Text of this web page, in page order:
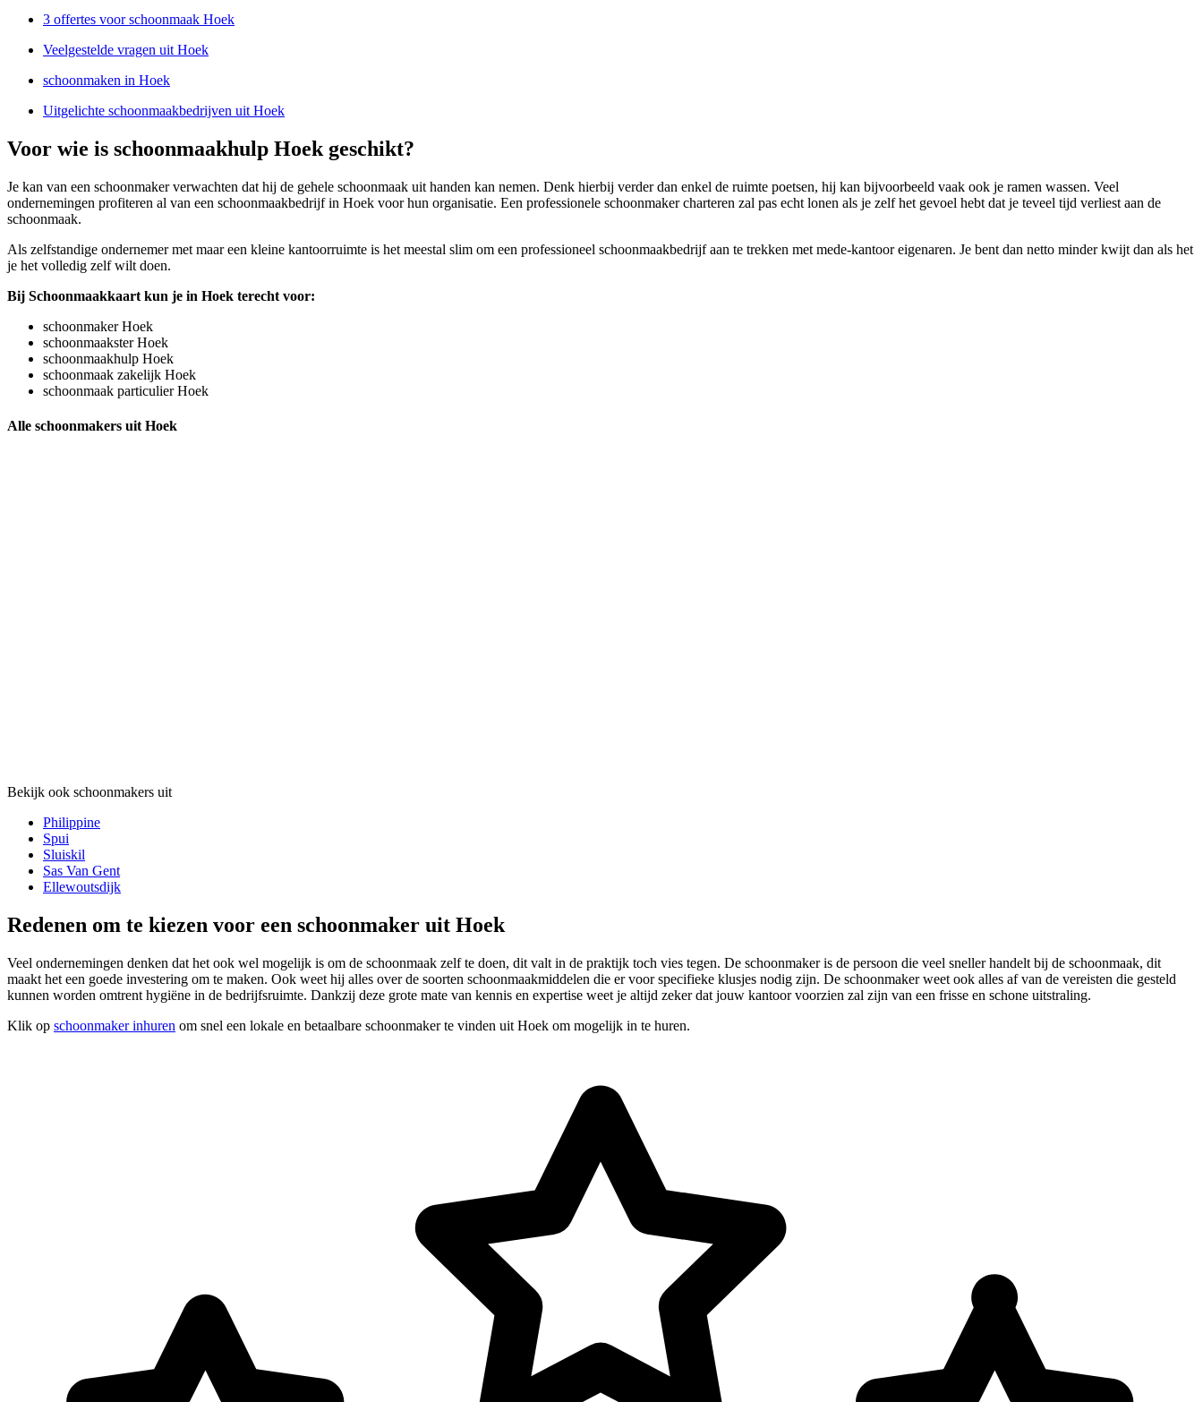
3 offertes voor schoonmaak Hoek
Veelgestelde vragen uit Hoek
schoonmaken in Hoek
Uitgelichte schoonmaakbedrijven uit Hoek
Voor wie is schoonmaakhulp Hoek geschikt?
Je kan van een schoonmaker verwachten dat hij de gehele schoonmaak uit handen kan nemen. Denk hierbij verder dan enkel de ruimte poetsen, hij kan bijvoorbeeld vaak ook je ramen wassen. Veel
ondernemingen profiteren al van een schoonmaakbedrijf in Hoek voor hun organisatie. Een professionele schoonmaker charteren zal pas echt lonen als je zelf het gevoel hebt dat je teveel tijd verliest aan de
schoonmaak.
Als zelfstandige ondernemer met maar een kleine kantoorruimte is het meestal slim om een professioneel schoonmaakbedrijf aan te trekken met mede-kantoor eigenaren. Je bent dan netto minder kwijt dan als het
je het volledig zelf wilt doen.
Bij Schoonmaakkaart kun je in Hoek terecht voor:
schoonmaker Hoek
schoonmaakster Hoek
schoonmaakhulp Hoek
schoonmaak zakelijk Hoek
schoonmaak particulier Hoek
Alle schoonmakers uit Hoek
Bekijk ook schoonmakers uit
Philippine
Spui
Sluiskil
Sas Van Gent
Ellewoutsdijk
Redenen om te kiezen voor een schoonmaker uit Hoek
Veel ondernemingen denken dat het ook wel mogelijk is om de schoonmaak zelf te doen, dit valt in de praktijk toch vies tegen. De schoonmaker is de persoon die veel sneller handelt bij de schoonmaak, dit
maakt het een goede investering om te maken. Ook weet hij alles over de soorten schoonmaakmiddelen die er voor specifieke klusjes nodig zijn. De schoonmaker weet ook alles af van de vereisten die gesteld
kunnen worden omtrent hygiëne in de bedrijfsruimte. Dankzij deze grote mate van kennis en expertise weet je altijd zeker dat jouw kantoor voorzien zal zijn van een frisse en schone uitstraling.
Klik op schoonmaker inhuren om snel een lokale en betaalbare schoonmaker te vinden uit Hoek om mogelijk in te huren.